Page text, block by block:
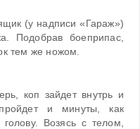
(у надписи «Гараж»)
Подобрав боеприпас,
тем же ножом.
коп зайдет внутрь и
и минуты, как
Возясь с телом,